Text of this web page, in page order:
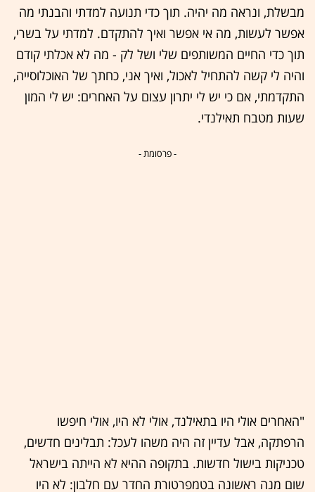
מבשלת, ונראה מה יהיה. תוך כדי תנועה למדתי והבנתי מה
אפשר לעשות, מה אי אפשר ואיך להתקדם. למדתי על בשרי,
תוך כדי החיים המשותפים שלי ושל לק - מה לא אכלתי קודם
והיה לי קשה להתחיל לאכול, ואיך אני, כחתך של האוכלוסייה,
התקדמתי, אם כי יש לי יתרון עצום על האחרים: יש לי המון
שעות מטבח תאילנדי.
- פרסומת -
"האחרים אולי היו בתאילנד, אולי לא היו, אולי חיפשו
הרפתקה, אבל עדיין זה היה משהו לעכל: תבלינים חדשים,
טכניקות בישול חדשות. בתקופה ההיא לא הייתה בישראל
שום מנה ראשונה בטמפרטורת החדר עם חלבון: לא היו